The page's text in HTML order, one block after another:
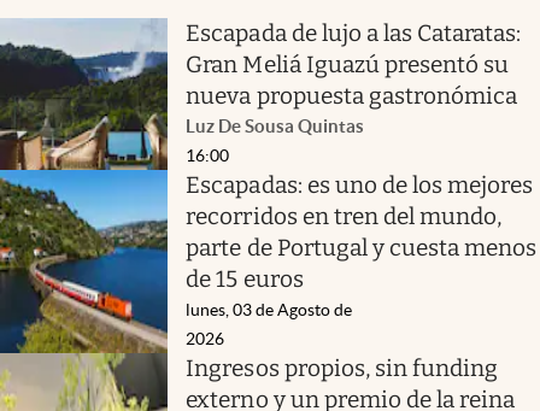
Escapada de lujo a las Cataratas:
Gran Meliá Iguazú presentó su
nueva propuesta gastronómica
Luz De Sousa Quintas
16:00
Escapadas: es uno de los mejores
recorridos en tren del mundo,
parte de Portugal y cuesta menos
de 15 euros
lunes, 03 de Agosto de
2026
Ingresos propios, sin funding
externo y un premio de la reina